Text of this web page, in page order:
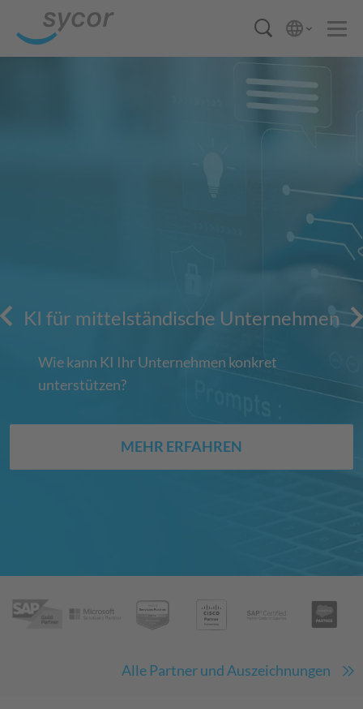
KI für mittelständische Unternehmen
Wie kann KI Ihr Unternehmen konkret
unterstützen?
MEHR ERFAHREN
Alle Partner und Auszeichnungen